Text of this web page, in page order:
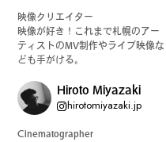
映像クリエイター
映像が好き！これまで札幌のアー
ティストのMV制作やライブ映像な
ども手がける。
Hiroto Miyazaki
hirotomiyazaki.jp
Cinematographer